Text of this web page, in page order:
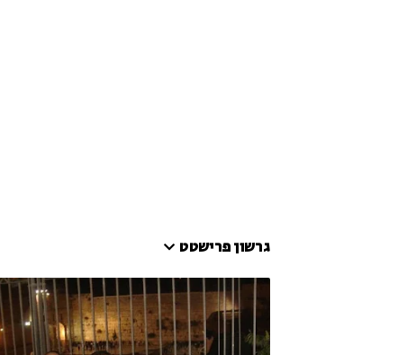
גרשון פרישטט